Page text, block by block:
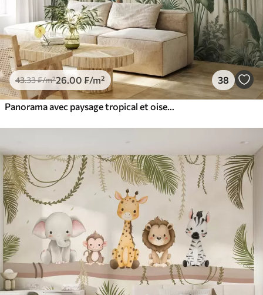
43.33₣/m²26.00 ₣/m² 38
Panorama avec paysage tropical et oiseaux